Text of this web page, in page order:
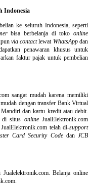
Indonesia
ke seluruh Indonesia, seperti
bisa berbelanja di tokoonline
via contactlewat WhatsAppdan
penawaran khusus untuk
faktur pajak untuk pembelian
sangat mudah karena memiliki
dengan transfer Bank Virtual
dan kartu kredit atau debit.
di situs onlineJualElektronik.com
telah di-support
Card Security Codedan JCB
Belanja online